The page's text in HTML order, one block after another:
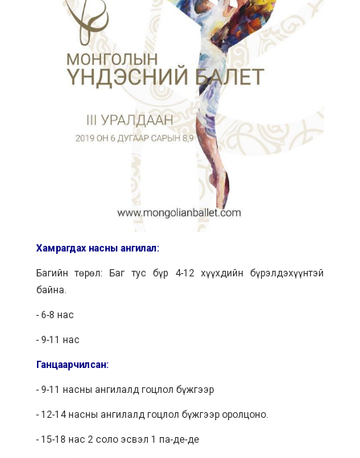
Хамрагдах насны ангилал:
Багийн төрөл: Баг тус бүр 4-12 хүүхдийн бүрэлдэхүүнтэй
байна.
- 6-8 нас
- 9-11 нас
Ганцаарчилсан:
- 9-11 насны ангилалд гоцлол бүжгээр
- 12-14 насны ангилалд гоцлол бүжгээр оролцоно.
- 15-18 нас 2 соло эсвэл 1 па-де-де